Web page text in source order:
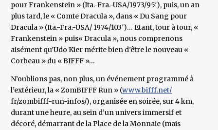
pour Frankenstein » (Ita.-Fra.-USA/1973/95′), puis, un an
plus tard, le « Comte Dracula », dans « Du Sang pour
Dracula » (Ita.-Fra.-USA/ 1974/103′)… Etant, tour à tour, «
Frankenstein » puis« Dracula », nous comprenons
aisément qu’Udo Kier mérite bien d’être le nouveau «
Corbeau » du « BIFFF »…
N’oublions pas, non plus, un événement programmé à
l’extérieur, la « ZomBIFFF Run » (www.bifff.net/
fr/zombifff-run-infos/), organisée en soirée, sur 4 km,
durant une heure, au sein d’un univers immersif et
décoré, démarrant de la Place de la Monnaie (mais